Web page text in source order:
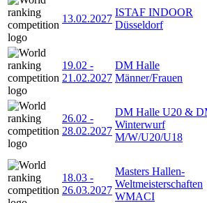
13.02.2027
ISTAF INDOOR
Düsseldorf
19.02 -
21.02.2027
DM Halle
Männer/Frauen
26.02 -
28.02.2027
DM Halle U20 &
Winterwurf
M/W/U20/U18
18.03 -
26.03.2027
Masters Hallen-
Weltmeisterschaften
WMACI